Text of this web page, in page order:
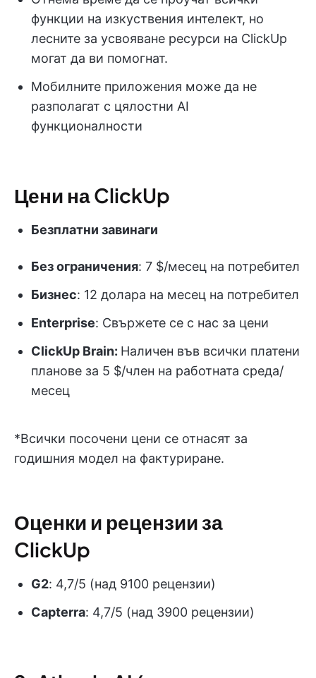
функции на изкуствения интелект, но
лесните за усвояване ресурси на ClickUp
могат да ви помогнат.
Мобилните приложения може да не
разполагат с цялостни AI
функционалности
Цени на ClickUp
Безплатни завинаги
Без ограничения: 7 $/месец на потребител
Бизнес: 12 долара на месец на потребител
Enterprise: Свържете се с нас за цени
ClickUp Brain: Наличен във всички платени
планове за 5 $/член на работната среда/
месец
*Всички посочени цени се отнасят за
годишния модел на фактуриране.
Оценки и рецензии за
ClickUp
G2: 4,7/5 (над 9100 рецензии)
Capterra: 4,7/5 (над 3900 рецензии)